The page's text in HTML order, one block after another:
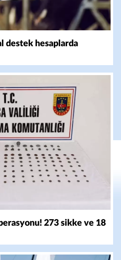
destek hesaplarda
273 sikke ve 18